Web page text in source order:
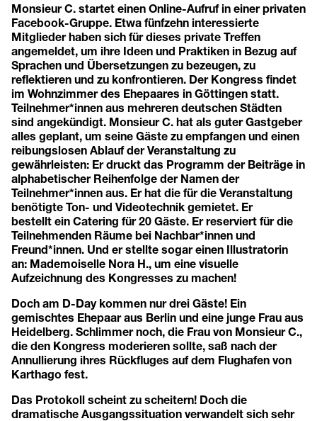
Monsieur C. startet einen Online-Aufruf in einer privaten
Facebook-Gruppe. Etwa fünfzehn interessierte
Mitglieder haben sich für dieses private Treffen
angemeldet, um ihre Ideen und Praktiken in Bezug auf
Sprachen und Übersetzungen zu bezeugen, zu
reflektieren und zu konfrontieren. Der Kongress findet
im Wohnzimmer des Ehepaares in Göttingen statt.
Teilnehmer*innen aus mehreren deutschen Städten
sind angekündigt. Monsieur C. hat als guter Gastgeber
alles geplant, um seine Gäste zu empfangen und einen
reibungslosen Ablauf der Veranstaltung zu
gewährleisten: Er druckt das Programm der Beiträge in
alphabetischer Reihenfolge der Namen der
Teilnehmer*innen aus. Er hat die für die Veranstaltung
benötigte Ton- und Videotechnik gemietet. Er
bestellt ein Catering für 20 Gäste. Er reserviert für die
Teilnehmenden Räume bei Nachbar*innen und
Freund*innen. Und er stellte sogar einen Illustratorin
an: Mademoiselle Nora H., um eine visuelle
Aufzeichnung des Kongresses zu machen!
Doch am D-Day kommen nur drei Gäste! Ein
gemischtes Ehepaar aus Berlin und eine junge Frau aus
Heidelberg. Schlimmer noch, die Frau von Monsieur C.,
die den Kongress moderieren sollte, saß nach der
Annullierung ihres Rückfluges auf dem Flughafen von
Karthago fest.
Das Protokoll scheint zu scheitern! Doch die
dramatische Ausgangssituation verwandelt sich sehr